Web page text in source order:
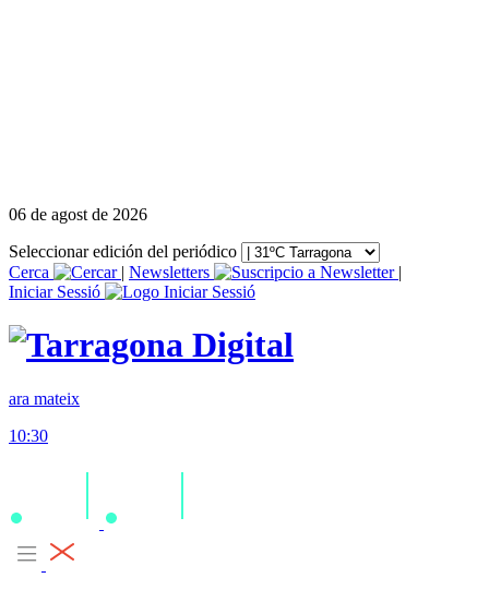
06 de agost de 2026
Seleccionar edición del periódico
Cerca
| Newsletters
|
Iniciar Sessió
ara mateix
10:30